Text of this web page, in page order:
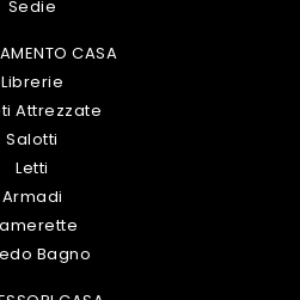
Sedie
CASA
Librerie
Attrezzate
Salotti
Letti
Armadi
Bagno